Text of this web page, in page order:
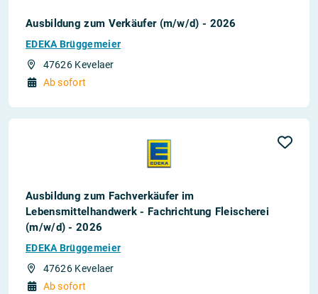
Ausbildung zum Verkäufer (m/w/d) - 2026
EDEKA Brüggemeier
47626 Kevelaer
Ab sofort
Ausbildung zum Fachverkäufer im
Lebensmittelhandwerk - Fachrichtung Fleischerei
(m/w/d) - 2026
EDEKA Brüggemeier
47626 Kevelaer
Ab sofort